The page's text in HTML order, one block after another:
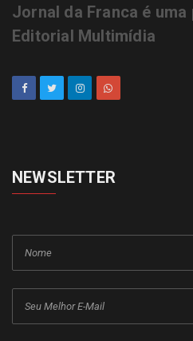
Jornal da Franca é
Editorial Multimídia
NEWSLETTER